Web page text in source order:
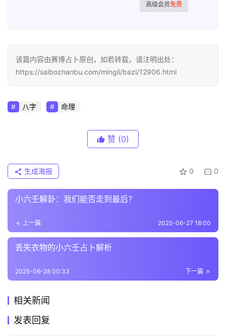
高级会员免费
该篇内容由赛博占卜原创，如若转载，请注明出处：
https://saibozhanbu.com/mingli/bazi/12906.html
八字 命理
赞 (0)
0 0
生成海报
小六壬解卦：我们能否走到最后？
上一篇 2025-06-27 18:00
丢失衣物的小六壬占卜解析
下一篇
2025-06-28 00:33
相关新闻
发表回复